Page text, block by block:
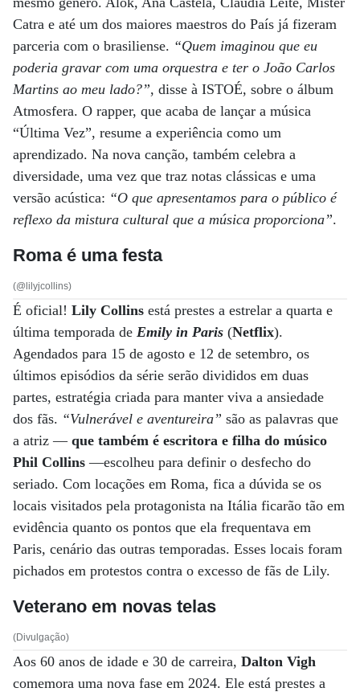
Catra e até um dos maiores maestros do País já fizeram
parceria com o brasiliense. “Quem imaginou que eu
poderia gravar com uma orquestra e ter o João Carlos
Martins ao meu lado?”, disse à ISTOÉ, sobre o álbum
Atmosfera. O rapper, que acaba de lançar a música
“Última Vez”, resume a experiência como um
aprendizado. Na nova canção, também celebra a
diversidade, uma vez que traz notas clássicas e uma
versão acústica: “O que apresentamos para o público é
reflexo da mistura cultural que a música proporciona”.
Roma é uma festa
(@lilyjcollins)
É oficial! Lily Collins está prestes a estrelar a quarta e
última temporada de Emily in Paris (Netflix).
Agendados para 15 de agosto e 12 de setembro, os
últimos episódios da série serão divididos em duas
partes, estratégia criada para manter viva a ansiedade
dos fãs. “Vulnerável e aventureira” são as palavras que
a atriz ­— que também é escritora e filha do músico
Phil Collins —escolheu para definir o desfecho do
seriado. Com locações em Roma, fica a dúvida se os
locais visitados pela protagonista na Itália ficarão tão em
evidência quanto os pontos que ela frequentava em
Paris, cenário das outras temporadas. Esses locais foram
pichados em protestos contra o excesso de fãs de Lily.
Veterano em novas telas
(Divulgação)
Aos 60 anos de idade e 30 de carreira, Dalton Vigh
comemora uma nova fase em 2024. Ele está prestes a